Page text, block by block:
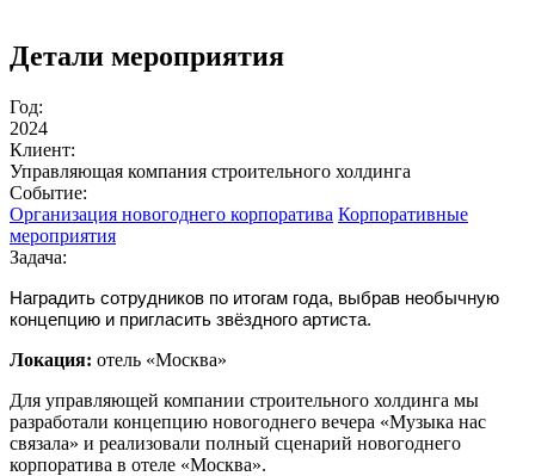
Детали мероприятия
Год:
2024
Клиент:
Управляющая компания строительного холдинга
Событие:
Организация новогоднего корпоратива Корпоративные
мероприятия
Задача:
Наградить сотрудников по итогам года, выбрав необычную
концепцию и пригласить звёздного артиста.
Локация: отель «Москва»
Для управляющей компании строительного холдинга мы
разработали концепцию новогоднего вечера «Музыка нас
связала» и реализовали полный сценарий новогоднего
корпоратива в отеле «Москва».